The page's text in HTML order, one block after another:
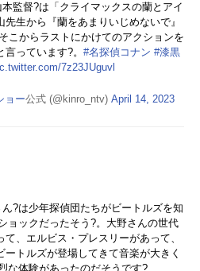
監督?は「クライマックスの蘭とアイ
生から『蘭をあまりいじめないで』
こからラストにかけてのアクションを
言っています?。#名探偵コナン #漆黒
7z23JUguvl
ョー公式 (@kinro_ntv) April 14, 2023
?は少年探偵団たちがビートルズを知
ョックだったそう?。大野さんの世代
、エルビス・プレスリーがあって、
トルズが登場してきて音楽が大きく
な体験があったのだそうです?